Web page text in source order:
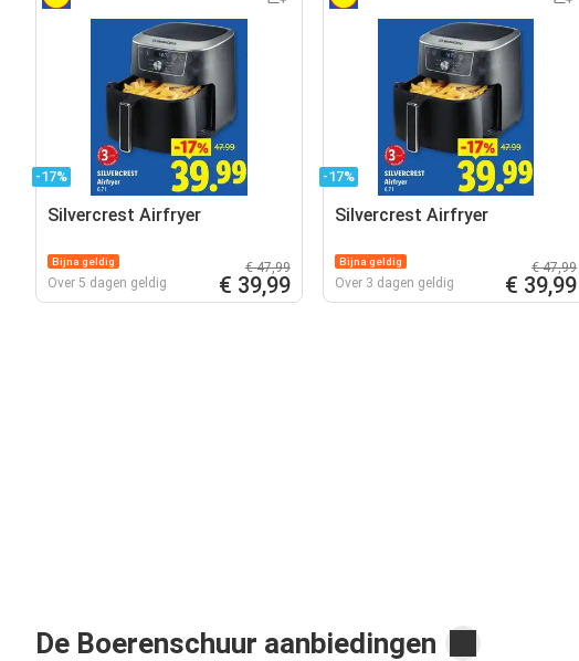
-17%
Silvercrest Airfryer
Bijna geldig
Over 5 dagen geldig
€ 47,99
€ 39,99
-17%
Silvercrest Airfryer
Bijna geldig
Over 3 dagen geldig
€ 47,99
€ 39,99
De Boerenschuur aanbiedingen